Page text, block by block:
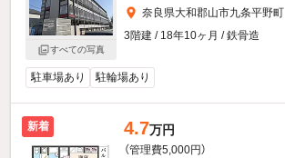
すべての写真
奈良県大和郡山市九条平野町
3階建 / 18年10ヶ月 / 鉄骨造
駐車場あり 駐輪場あり
新着 4.7万円
（管理費5,000円）